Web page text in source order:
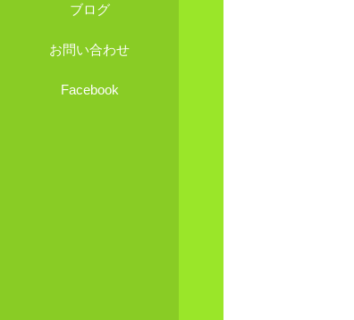
ブログ
お問い合わせ
Facebook